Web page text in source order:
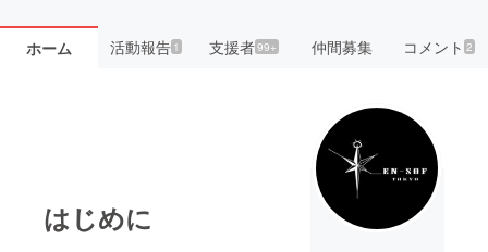
ホーム 活動報告1 支援者99+ 仲間募集 コメント2
はじめに